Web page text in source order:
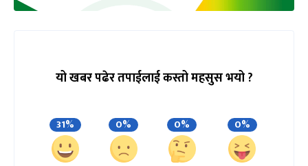
यो खबर पढेर तपाईलाई कस्तो महसुस भयो ?
31% 0% 0% 0%